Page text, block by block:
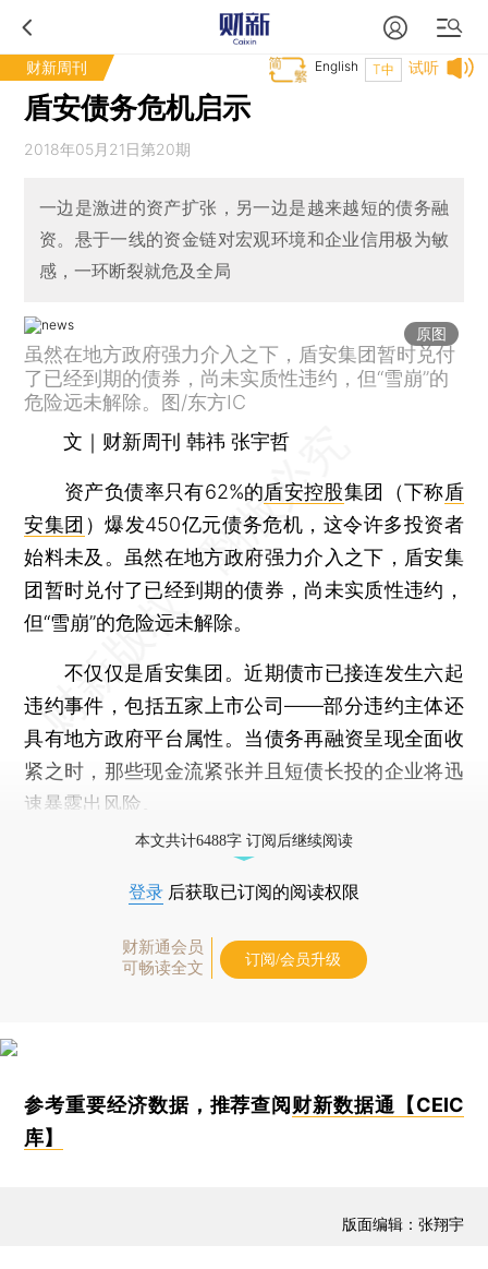
财新周刊 试听
T中
English
盾安债务危机启示
2018年05月21日第20期
一边是激进的资产扩张，另一边是越来越短的债务融
资。悬于一线的资金链对宏观环境和企业信用极为敏
感，一环断裂就危及全局
原图
虽然在地方政府强力介入之下，盾安集团暂时兑付
了已经到期的债券，尚未实质性违约，但“雪崩”的
危险远未解除。图/东方IC
文｜财新周刊 韩祎 张宇哲
资产负债率只有62%的盾安控股集团（下称盾
安集团 ）爆发450亿元债务危机，这令许多投资者
始料未及。虽然在地方政府强力介入之下，盾安集
团暂时兑付了已经到期的债券，尚未实质性违约，
但“雪崩”的危险远未解除。
不仅仅是盾安集团。近期债市已接连发生六起
违约事件，包括五家上市公司——部分违约主体还
具有地方政府平台属性。当债务再融资呈现全面收
紧之时，那些现金流紧张并且短债长投的企业将迅
速暴露出风险。
本文共计6488字 订阅后继续阅读
登录 后获取已订阅的阅读权限
财新通会员
可畅读全文
订阅/会员升级
参考重要经济数据，推荐查阅 财新数据通【CEIC
库】
版面编辑：张翔宇